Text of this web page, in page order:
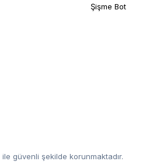
Şişme Bot
ile güvenli şekilde korunmaktadır.